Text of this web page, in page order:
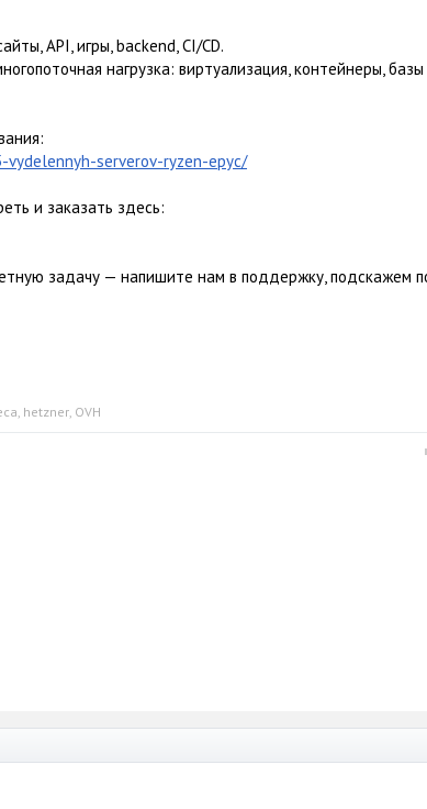
API, игры, backend, CI/CD.
нагрузка: виртуализация, контейнеры, базы
serverov-ryzen-epyc/
и заказать здесь:
задачу — напишите нам в поддержку, подскажем
hetzner OVH